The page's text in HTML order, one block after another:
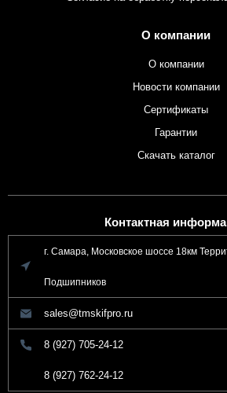
О компании
О компании
Новости компании
Сертификаты
Гарантии
Скачать каталог
Контактная
г. Самара, Московское шоссе 18км
Подшипников
sales@tmskifpro.ru
8 (927) 705-24-12
8 (927) 762-24-12